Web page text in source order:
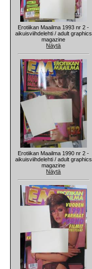
Erotiikan Maailma 1993 nr 2 -
aikuisviihdelehti / adult graphics
magazine
Näytä
Erotiikan Maailma 1990 nr 2 -
aikuisviihdelehti / adult graphics
magazine
Näytä